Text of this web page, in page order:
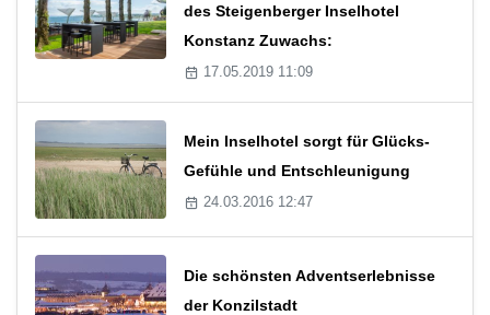
des Steigenberger Inselhotel
Konstanz Zuwachs:
17.05.2019 11:09
Mein Inselhotel sorgt für Glücks-
Gefühle und Entschleunigung
24.03.2016 12:47
Die schönsten Adventserlebnisse
der Konzilstadt